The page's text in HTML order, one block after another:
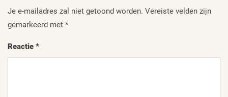
Je e-mailadres zal niet getoond worden. Vereiste velden zijn
gemarkeerd met *
Reactie *